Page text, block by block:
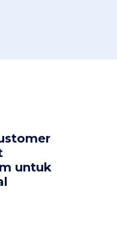
untuk